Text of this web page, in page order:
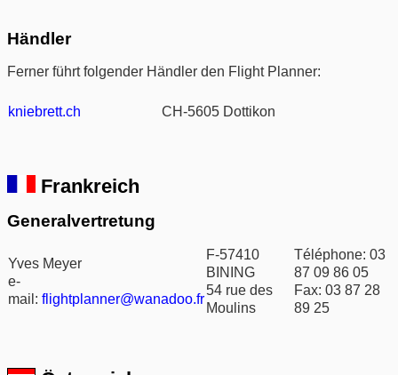
Händler
Ferner führt folgender Händler den Flight Planner:
kniebrett.ch CH-5605 Dottikon
Frankreich
Generalvertretung
Yves Meyer
e-
mail: flightplanner@wanadoo.fr
F-57410
BINING
54 rue des
Moulins
Téléphone: 03
87 09 86 05
Fax: 03 87 28
89 25